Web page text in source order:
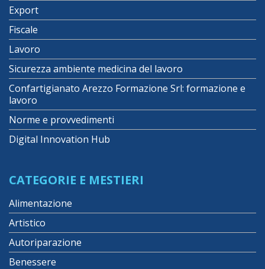
Export
Fiscale
Lavoro
Sicurezza ambiente medicina del lavoro
Confartigianato Arezzo Formazione Srl: formazione e
lavoro
Norme e provvedimenti
Digital Innovation Hub
CATEGORIE E MESTIERI
Alimentazione
Artistico
Autoriparazione
Benessere